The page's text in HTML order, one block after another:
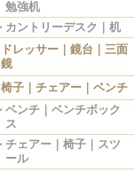
勉強机
カントリーデスク｜机
ドレッサー｜鏡台｜三面
鏡
椅子｜チェアー｜ベンチ
ベンチ｜ベンチボック
ス
チェアー｜椅子｜スツ
ール